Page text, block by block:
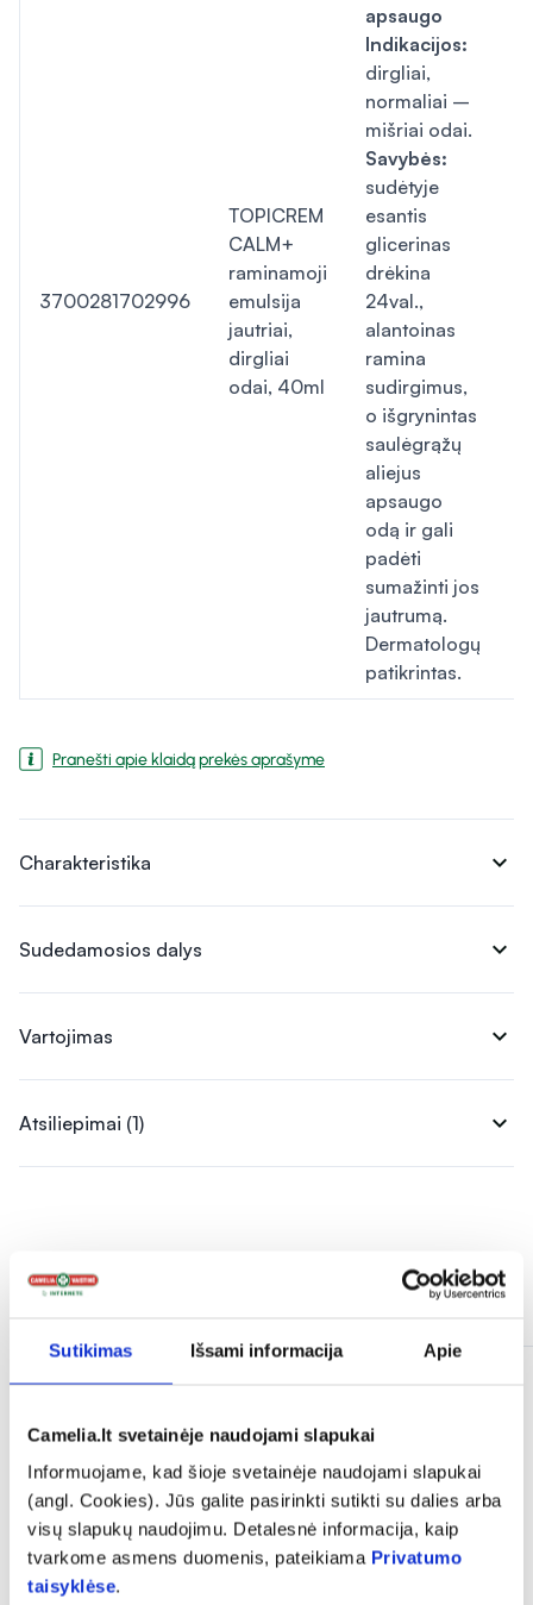
Sutikimas Išsami informacija Apie
Camelia.lt svetainėje naudojami slapukai
Informuojame, kad šioje svetainėje naudojami slapukai
(angl. Cookies). Jūs galite pasirinkti sutikti su dalies arba
visų slapukų naudojimu. Detalesnė informacija, kaip
tvarkome asmens duomenis, pateikiama Privatumo
taisyklėse.
3700281702996
TOPICREM
CALM+
raminamoji
emulsija
jautriai,
dirgliai
odai, 40ml
apsaugo
Indikacijos:
dirgliai,
normaliai –
mišriai odai.
Savybės:
sudėtyje
esantis
glicerinas
drėkina
24val.,
alantoinas
ramina
sudirgimus,
o išgrynintas
saulėgrąžų
aliejus
apsaugo
odą ir gali
padėti
sumažinti jos
jautrumą.
Dermatologų
patikrintas.
Pranešti apie klaidą prekės aprašyme
Charakteristika expand_more
Sudedamosios dalys expand_more
Vartojimas expand_more
Atsiliepimai (1) expand_more
Panašios prekės